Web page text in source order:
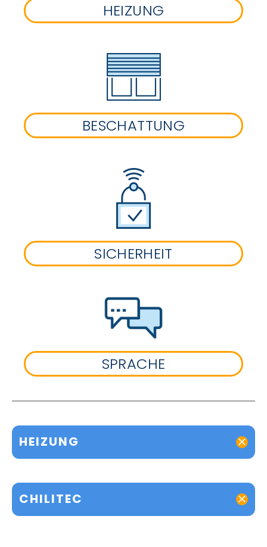
HEIZUNG
BESCHATTUNG
SICHERHEIT
SPRACHE
HEIZUNG
CHILITEC